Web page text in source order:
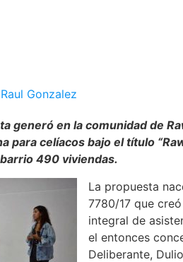
Raul Gonzalez
generó en la comunidad de
para celíacos bajo el título
490 viviendas.
La propuesta
7780/17 que
integral de
el entonces
Deliberante, Dulio